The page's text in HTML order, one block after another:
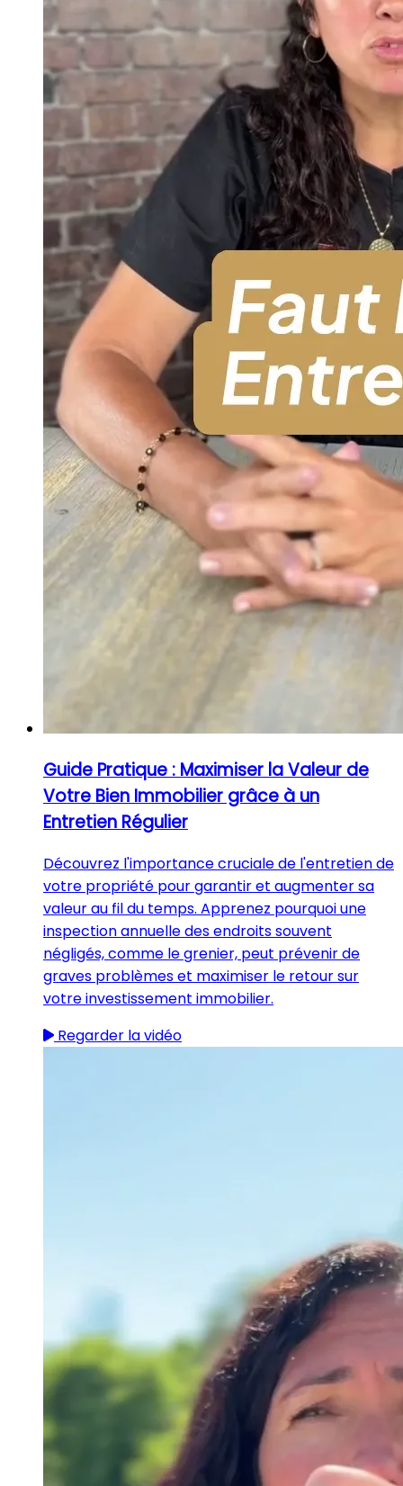
Guide Pratique : Maximiser la Valeur de
Votre Bien Immobilier grâce à un
Entretien Régulier
Découvrez l'importance cruciale de l'entretien de
votre propriété pour garantir et augmenter sa
valeur au fil du temps. Apprenez pourquoi une
inspection annuelle des endroits souvent
négligés, comme le grenier, peut prévenir de
graves problèmes et maximiser le retour sur
votre investissement immobilier.
Regarder la vidéo